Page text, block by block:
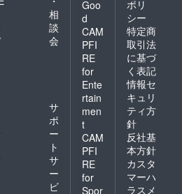
相
談
会
サ
ポ
ー
ト
サ
ー
ビ
Goo
d
CAM
PFI
RE
for
Ente
rtain
men
t
CAM
PFI
RE
for
Spor
ポリ
シー
特定商
取引法
に基づ
く表記
情報セ
キュリ
ティ方
針
反社基
本方針
カスタ
マーハ
ラスメ